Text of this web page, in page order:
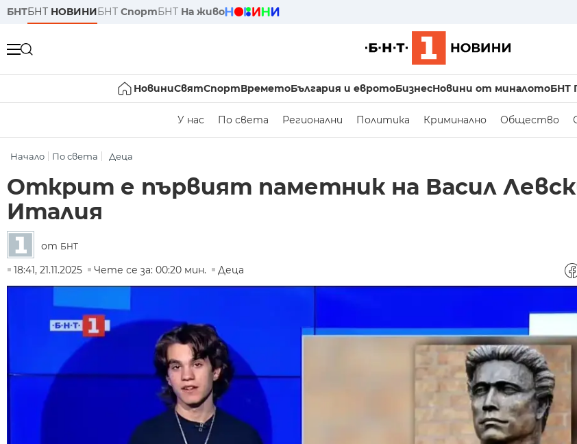
БНТБНТ НОВИНИБНТ СпортБНТ На живо
НовиниСвятСпортВреметоБългария и евротоБизнесНовини от миналотоБНТ
У нас По света Регионални Политика Криминално Общество
Начало По света Деца
Открит е първият паметник на Васил
Италия
от БНТ
18:41, 21.11.2025
Чете се за: 00:20 мин. Деца